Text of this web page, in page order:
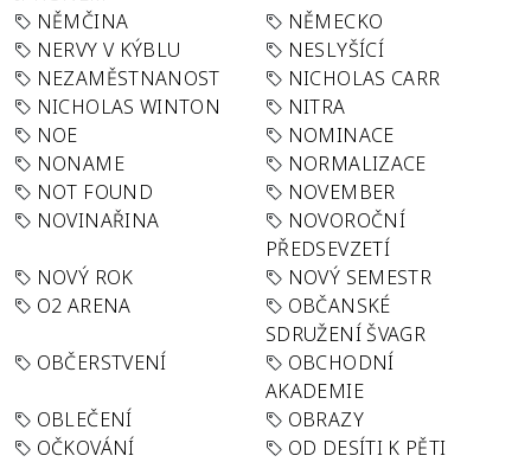
NĚMČINA
NĚMECKO
NERVY V KÝBLU
NESLYŠÍCÍ
NEZAMĚSTNANOST
NICHOLAS CARR
NICHOLAS WINTON
NITRA
NOE
NOMINACE
NONAME
NORMALIZACE
NOT FOUND
NOVEMBER
NOVINAŘINA
NOVOROČNÍ
PŘEDSEVZETÍ
NOVÝ ROK
NOVÝ SEMESTR
O2 ARENA
OBČANSKÉ
SDRUŽENÍ ŠVAGR
OBČERSTVENÍ
OBCHODNÍ
AKADEMIE
OBLEČENÍ
OBRAZY
OČKOVÁNÍ
OD DESÍTI K PĚTI